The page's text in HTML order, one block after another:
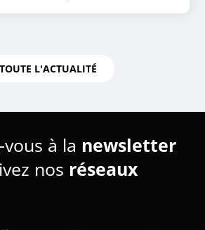
TOUTE L'ACTUALITÉ
à la newsletter
nos réseaux